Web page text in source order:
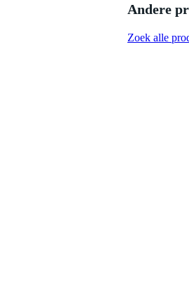
Diameter
Ingangen
Uitgang
Andere
Zoek alle